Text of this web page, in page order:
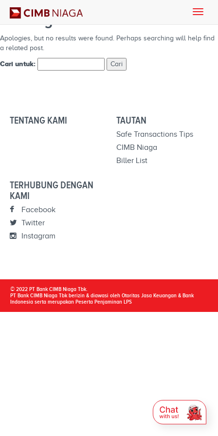
Nothing Found
Apologies, but no results were found. Perhaps searching will help find
a related post.
Cari untuk:
Toggle
TENTANG KAMI TAUTAN
Safe Transactions Tips
CIMB Niaga
Biller List
TERHUBUNG DENGAN
KAMI
Facebook
Twitter
Instagram
© 2022 PT Bank CIMB Niaga Tbk.
PT Bank CIMB Niaga Tbk berizin & diawasi oleh Otoritas Jasa Keuangan & Bank
Indonesia serta merupakan Peserta Penjaminan LPS